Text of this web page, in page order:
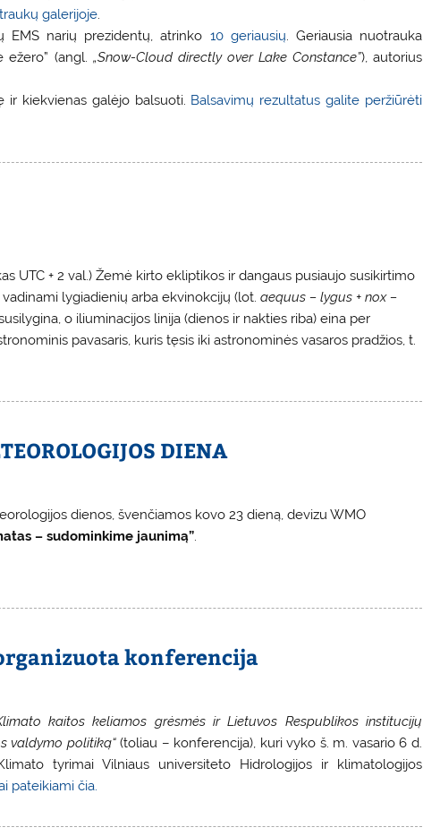
galerijoje.
EMS narių prezidentų, atrinko 10 geriausių. Geriausia nuotrauka
ežero” (angl. „Snow-Cloud directly over Lake Constance”), autorius
kiekvienas galėjo balsuoti. Balsavimų rezultatus galite peržiūrėti
UTC + 2 val.) Žemė kirto ekliptikos ir dangaus pusiaujo susikirtimo
vadinami lygiadienių arba ekvinokcijų (lot.aequus – lygus + nox –
o iliuminacijos linija (dienos ir nakties riba) eina per
pavasaris, kuris tęsis iki astronominės vasaros pradžios, t.
DIENA
dienos, švenčiamos kovo 23 dieną, devizu WMO
– sudominkime jaunimą”.
konferencija
kaitos keliamos grėsmės ir Lietuvos Respublikos institucijų
valdymo politiką“(toliau – konferencija), kuri vyko š. m. vasario 6 d.
tyrimai Vilniaus universiteto Hidrologijos ir klimatologijos
pateikiami čia.